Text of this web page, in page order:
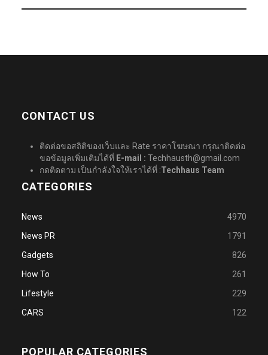
CONTACT US
ติดต่อขอสถิติของเว็บและ Rate ราคาโฆษณา กรุณาติดต่อ
ขอข้อมูลเพิ่มเติมได้ที่ E-mail : Techhausth@gmail.com
กดติดตาม เป็นกำลังใจให้เราได้ที่ :Techhaus Team
CATEGORIES
News
4970
News PR
1791
Gadgets
826
How To
261
Lifestyle
229
CARS
122
POPULAR CATEGORIES